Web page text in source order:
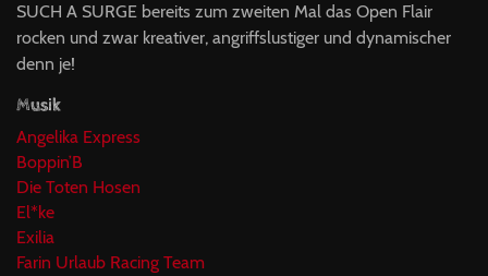
SUCH A SURGE bereits zum zweiten Mal das Open Flair
rocken und zwar kreativer, angriffslustiger und dynamischer
denn je!
Musik
Angelika Express
Boppin’B
Die Toten Hosen
El*ke
Exilia
Farin Urlaub Racing Team